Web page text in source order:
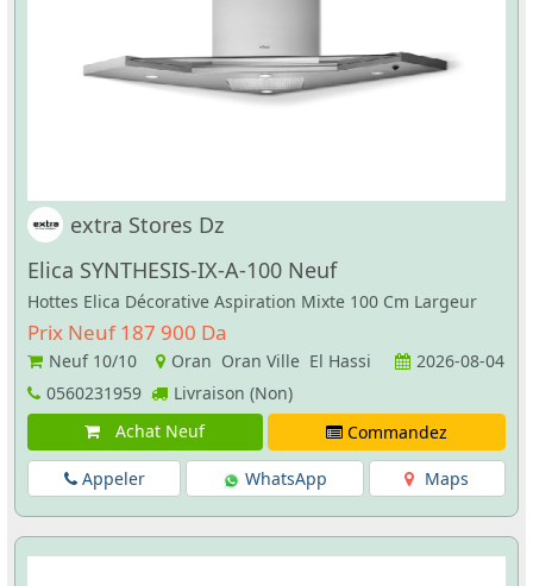
extra Stores Dz
Elica SYNTHESIS-IX-A-100 Neuf
Hottes Elica Décorative Aspiration Mixte 100 Cm Largeur
Prix Neuf 187 900 Da
Neuf 10/10 Oran Oran Ville El Hassi
2026-08-04
0560231959
Livraison (Non)
Achat Neuf
Commandez
Appeler WhatsApp Maps